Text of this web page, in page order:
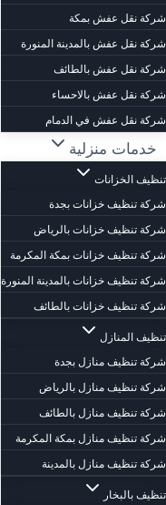
شركة نقل عفش بمكة
شركة نقل عفش بالمدينة المنورة
شركة نقل عفش بالطائف
شركة نقل عفش بالاحساء
شركة نقل عفش في الدمام
خدمات منزلية
تنظيف الخزانات
شركة تنظيف خزانات بجدة
شركة تنظيف خزانات بالرياض
شركة تنظيف خزانات بمكة المكرمة
شركة تنظيف خزانات بالمدينة المنورة
شركة تنظيف خزانات بالطائف
تنظيف المنازل
شركة تنظيف منازل بجدة
شركة تنظيف منازل بالرياض
شركة تنظيف منازل بالطائف
شركة تنظيف منازل بمكة المكرمة
شركة تنظيف منازل بالمدينة
تنظيف بالبخار